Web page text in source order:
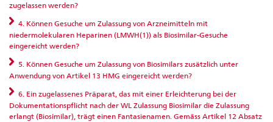
zugelassen werden?
4. Können Gesuche um Zulassung von Arzneimitteln mit
niedermolekularen Heparinen (LMWH(1)) als Biosimilar-Gesuche
eingereicht werden?
5. Können Gesuche um Zulassung von Biosimilars zusätzlich unter
Anwendung von Artikel 13 HMG eingereicht werden?
6. Ein zugelassenes Präparat, das mit einer Erleichterung bei der
Dokumentationspflicht nach der WL Zulassung Biosimilar die Zulassung
erlangt (Biosimilar), trägt einen Fantasienamen. Gemäss Artikel 12 Absatz